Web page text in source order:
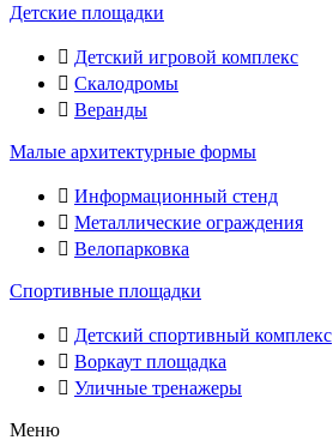
Детские площадки
Детский игровой комплекс
Скалодромы
Веранды
Малые архитектурные формы
Информационный стенд
Металлические ограждения
Велопарковка
Спортивные площадки
Детский спортивный комплекс
Воркаут площадка
Уличные тренажеры
Меню